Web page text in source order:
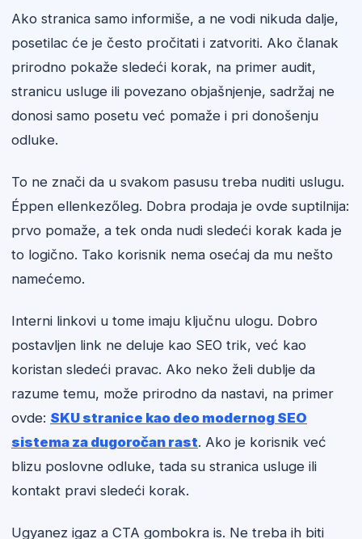
Ako stranica samo informiše, a ne vodi nikuda dalje,
posetilac će je često pročitati i zatvoriti. Ako članak
prirodno pokaže sledeći korak, na primer audit,
stranicu usluge ili povezano objašnjenje, sadržaj ne
donosi samo posetu već pomaže i pri donošenju
odluke.
To ne znači da u svakom pasusu treba nuditi uslugu.
Éppen ellenkezőleg. Dobra prodaja je ovde suptilnija:
prvo pomaže, a tek onda nudi sledeći korak kada je
to logično. Tako korisnik nema osećaj da mu nešto
namećemo.
Interni linkovi u tome imaju ključnu ulogu. Dobro
postavljen link ne deluje kao SEO trik, već kao
koristan sledeći pravac. Ako neko želi dublje da
razume temu, može prirodno da nastavi, na primer
ovde: SKU stranice kao deo modernog SEO
sistema za dugoročan rast. Ako je korisnik već
blizu poslovne odluke, tada su stranica usluge ili
kontakt pravi sledeći korak.
Ugyanez igaz a CTA gombokra is. Ne treba ih biti